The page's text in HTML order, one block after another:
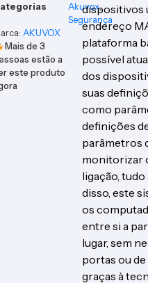
Akuvox,
Segurança
AKUVOX
Mais de3
estão a
este produto
dispositivos
endereço
plataforma
possível
dos
suas
como
definições
parâmetros
monitorizar
ligação,
disso, este
os
entre si a
lugar, sem
portas ou de
graças à